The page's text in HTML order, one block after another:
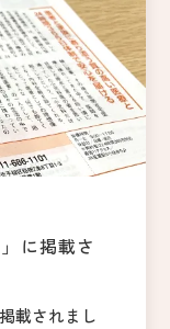
に掲載さ
載されまし